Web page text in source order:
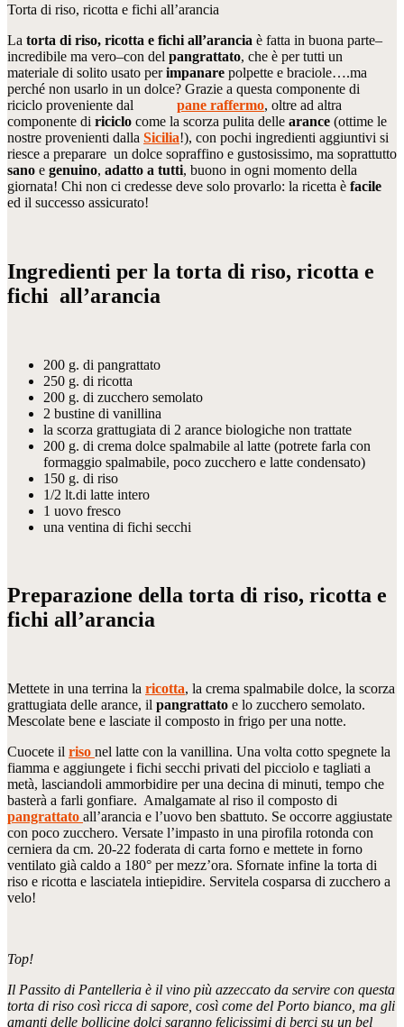
Torta di riso, ricotta e fichi all’arancia
La torta di riso, ricotta e fichi all’arancia è fatta in buona parte–
incredibile ma vero–con del pangrattato, che è per tutti un
materiale di solito usato perimpanare polpette e braciole….ma
perché non usarlo in un dolce? Grazie a questa componente di
riciclo proveniente dal pane raffermo, oltre ad altra
componente di riciclo come la scorza pulita delle arance (ottime le
nostre provenienti dalla Sicilia!), con pochi ingredienti aggiuntivi si
riesce a preparare un dolce sopraffino e gustosissimo, ma soprattutto
sano e genuino, adatto a tutti, buono in ogni momento della
giornata! Chi non ci credesse deve solo provarlo: la ricetta è facile
ed il successo assicurato!
Ingredienti per la torta di riso, ricotta e
fichi all’arancia
200 g. di pangrattato
250 g. di ricotta
200 g. di zucchero semolato
2 bustine di vanillina
la scorza grattugiata di 2 arance biologiche non trattate
200 g. di crema dolce spalmabile al latte (potrete farla con
formaggio spalmabile, poco zucchero e latte condensato)
150 g. di riso
1/2 lt.di latte intero
1 uovo fresco
una ventina di fichi secchi
Preparazione della torta di riso, ricotta e
fichi all’arancia
Mettete in una terrina la ricotta, la crema spalmabile dolce, la scorza
grattugiata delle arance, il pangrattato e lo zucchero semolato.
Mescolate bene e lasciate il composto in frigo per una notte.
Cuocete il riso nel latte con la vanillina. Una volta cotto spegnete la
fiamma e aggiungete i fichi secchi privati del picciolo e tagliati a
metà, lasciandoli ammorbidire per una decina di minuti, tempo che
basterà a farli gonfiare. Amalgamate al riso il composto di
pangrattato all’arancia e l’uovo ben sbattuto. Se occorre aggiustate
con poco zucchero. Versate l’impasto in una pirofila rotonda con
cerniera da cm. 20-22 foderata di carta forno e mettete in forno
ventilato già caldo a 180° per mezz’ora. Sfornate infine la torta di
riso e ricotta e lasciatela intiepidire. Servitela cosparsa di zucchero a
velo!
Top!
Il Passito di Pantelleria è il vino più azzeccato da servire con questa
torta di riso così ricca di sapore, così come del Porto bianco, ma gli
amanti delle bollicine dolci saranno felicissimi di berci su un bel